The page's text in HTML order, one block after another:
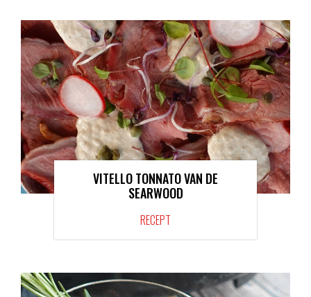
VITELLO TONNATO VAN DE
SEARWOOD
RECEPT